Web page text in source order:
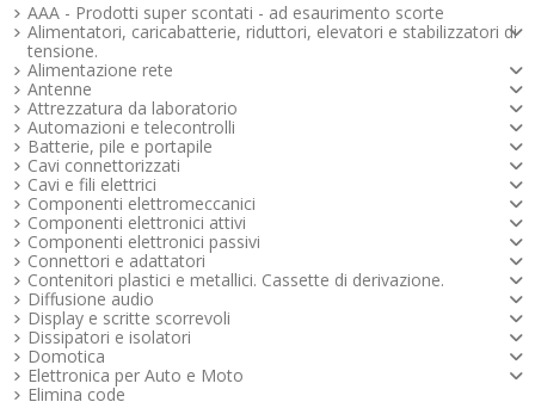
Codice:BR-S205/CS
Morsettiera 5 poli da Circuito Stampato Shimoco Bianca Mil M14G
Supporto: shimoco bianco
Numero poli:5
Passo:9,52mm
Tipo di montaggio: circuito stampato
Diametro pins: 1,5 mm
Corrente: 15A
Tensione nominale: 220V
Interasse fori fissaggio: 57,12 mm
Diametro dei fori di fissaggio: 5 mm
6,89 €
Disponibile
Codice:BR-S203/CS
Morsettiera 3 poli da Circuito Stampato Shimoco Bianca Mil M14G -
Viti Inox
Supporto: shimoco bianco
Numero poli:3
Passo:9,52mm
Tipo di montaggio: circuito stampato
Diametro pins: 1,5 mm
Corrente:15A
Tensione nominale:220V
Interasse fori fissaggio: 38,08 mm
Diametro dei fori di fissaggio: 5 mm
4,29 €
Disponibile
Maggiori info
AAA - Prodotti super scontati - ad esaurimento scorte
Alimentatori, caricabatterie, riduttori, elevatori e stabilizzatori di
tensione.
Alimentazione rete
Antenne
Attrezzatura da laboratorio
Automazioni e telecontrolli
Batterie, pile e portapile
Cavi connettorizzati
Cavi e fili elettrici
Componenti elettromeccanici
Componenti elettronici attivi
Componenti elettronici passivi
Connettori e adattatori
Contenitori plastici e metallici. Cassette di derivazione.
Diffusione audio
Display e scritte scorrevoli
Dissipatori e isolatori
Domotica
Elettronica per Auto e Moto
Elimina code